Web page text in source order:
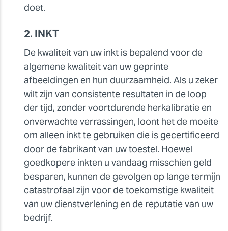
doet.
2. INKT
De kwaliteit van uw inkt is bepalend voor de
algemene kwaliteit van uw geprinte
afbeeldingen en hun duurzaamheid. Als u zeker
wilt zijn van consistente resultaten in de loop
der tijd, zonder voortdurende herkalibratie en
onverwachte verrassingen, loont het de moeite
om alleen inkt te gebruiken die is gecertificeerd
door de fabrikant van uw toestel. Hoewel
goedkopere inkten u vandaag misschien geld
besparen, kunnen de gevolgen op lange termijn
catastrofaal zijn voor de toekomstige kwaliteit
van uw dienstverlening en de reputatie van uw
bedrijf.